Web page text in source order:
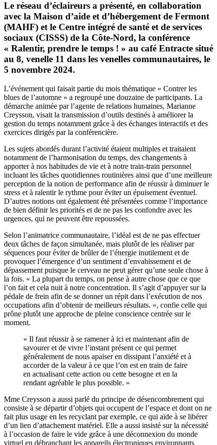
Le réseau d’éclaireurs a présenté, en collaboration
avec la Maison d’aide et d’hébergement de Fermont
(MAHF) et le Centre intégré de santé et de services
sociaux (CISSS) de la Côte-Nord, la conférence
« Ralentir, prendre le temps ! » au café Entracte situé
au 8, venelle 11 dans les venelles communautaires, le
5 novembre 2024.
L’événement qui faisait partie du mois thématique « Contrer les
blues de l’automne » a regroupé une douzaine de participants. La
démarche animée par l’agente de relations humaines, Marianne
Creysson, visait la transmission d’outils destinés à améliorer la
gestion du temps notamment grâce à des échanges interactifs et des
exercices dirigés par la conférencière.
Les sujets abordés durant l’activité étaient multiples et traitaient
notamment de l’harmonisation du temps, des changements à
apporter à nos habitudes de vie et à notre train-train personnel
incluant les tâches quotidiennes routinières ainsi que d’une meilleure
perception de la notion de performance afin de réussir à diminuer le
stress et à ralentir le rythme pour éviter un épuisement éventuel.
D’autres notions ont également été présentées comme l’importance
de bien définir les priorités et de ne pas les confondre avec les
urgences, qui ne peuvent être repoussées.
Selon l’animatrice communautaire, l’idéal est de ne pas effectuer
deux tâches de façon simultanée, mais plutôt de les réaliser par
séquences pour éviter de brûler de l’énergie inutilement et de
provoquer l’émergence d’un sentiment d’envahissement et de
dépassement puisque le cerveau ne peut gérer qu’une seule chose à
la fois. « La plupart du temps, on pense à autre chose que ce que
l’on fait et cela nuit à notre concentration. Il s’agit d’appuyer sur la
pédale de frein afin de se donner un répit dans l’exécution de nos
occupations afin d’obtenir de meilleurs résultats. », confie celle qui
prône plutôt une approche de pleine conscience centrée sur le
moment.
« Il faut réussir à se ramener à ici et maintenant afin de
savourer et de vivre l’instant présent ce qui permet
généralement de nous apaiser en dissipant l’anxiété et à
accorder de la valeur à ce que l’on est en train de faire
en actualisant cette action ou cette besogne et en la
rendant agréable le plus possible. »
Mme Creysson a aussi parlé du principe de désencombrement qui
consiste à se départir d’objets qui occupent de l’espace et dont on ne
fait plus usage en les recyclant par exemple, ce qui aide à se libérer
d’un lien d’attachement matériel. Elle a aussi insisté sur la nécessité
à l’occasion de faire le vide grâce à une déconnexion du monde
virtuel en débranchant les appareils électroniques environnants